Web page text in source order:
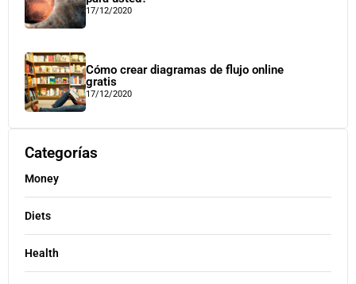
17/12/2020
Cómo crear diagramas de flujo online
gratis
17/12/2020
Categorías
Money
Diets
Health